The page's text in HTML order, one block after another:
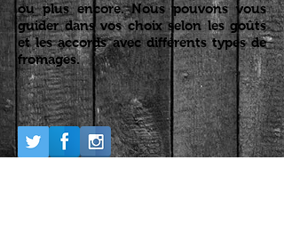
ou plus encore. Nous pouvons vous
guider dans vos choix selon les goûts
et les accords avec différents types de
fromages.